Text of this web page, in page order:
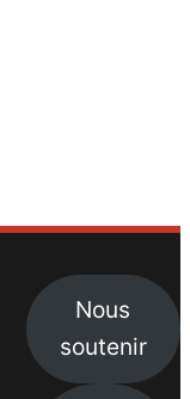
Nous
soutenir